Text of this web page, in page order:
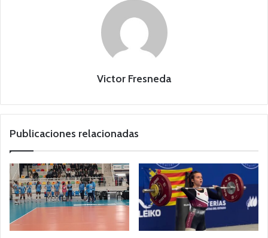
Victor Fresneda
Publicaciones relacionadas